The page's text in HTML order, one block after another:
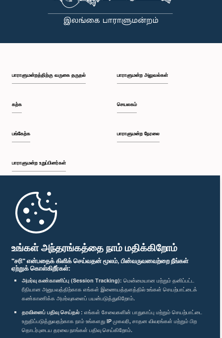
உங்கள் அந்தரங்கத்தை நாம் மதிக்கிறோம்
"சரி" என்பதைக் கிளிக் செய்வதன் மூலம், பின்வருவனவற்றை நீங்கள்
ஏற்றுக் கொள்கிறீர்கள்:
அமர்வு கண்காணிப்பு (Session Tracking): மென்மையான மற்றும் தனிப்பட்ட
ரீதியான அனுபவத்திற்காக எங்கள் இணையத்தளத்தில் உங்கள் செயற்பாட்டைக்
கண்காணிக்க அமர்வுகளைப் பயன்படுத்துகிறோம்.
தரவினைப் பதிவு செய்தல் : எங்கள் சேவைகளின் பாதுகாப்பு மற்றும் செயற்பாட்டை
உறுதிப்படுத்துவதற்காக நாம் உங்களது IP முகவரி, சாதன விவரங்கள் மற்றும் பிற
தொடர்புடைய தரவை நாங்கள் பதிவு செய்கிறோம்.
பாராளுமன்றத்திற்கு வருகை தருதல்
கற்க
பங்கேற்க
பாராளுமன்ற உறுப்பினர்கள்
முதற்பக்கம்
பாராளுமன்ற அலுவல்கள்
செயலகம்
பாராளுமன்ற நேரலை
பாராளுமன்ற கையடக்க செயலி
எம்மை பின்தொடர்க :
விருதுகள்